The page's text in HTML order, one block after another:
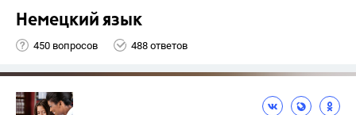
Немецкий язык
450 вопросов 488 ответов